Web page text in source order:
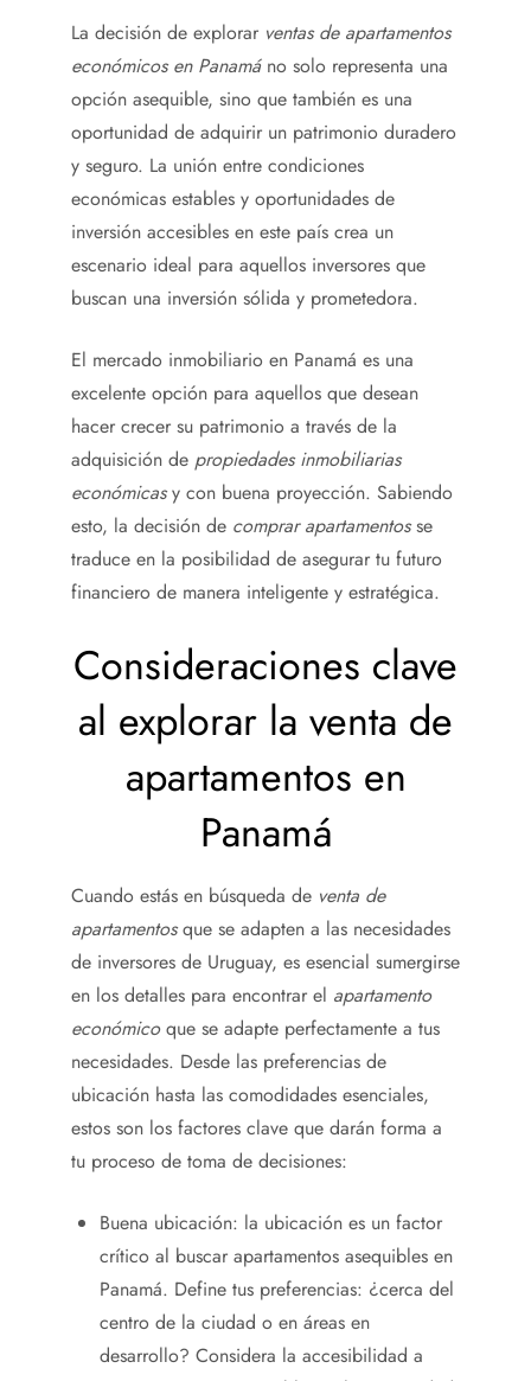
La decisión de explorar ventas de apartamentos
económicos en Panamáno solo representa una
opción asequible, sino que también es una
oportunidad de adquirir un patrimonio duradero
y seguro. La unión entre condiciones
económicas estables y oportunidades de
inversión accesibles en este país crea un
escenario ideal para aquellos inversores que
buscan una inversión sólida y prometedora.
El mercado inmobiliario en Panamá es una
excelente opción para aquellos que desean
hacer crecer su patrimonio a través de la
adquisición de propiedades inmobiliarias
económicasy con buena proyección. Sabiendo
esto, la decisión de comprar apartamentosse
traduce en la posibilidad de asegurar tu futuro
financiero de manera inteligente y estratégica.
Consideraciones clave
al explorar la venta de
apartamentos en
Panamá
Cuando estás en búsqueda de venta de
apartamentosque se adapten a las necesidades
de inversores de Uruguay, es esencial sumergirse
en los detalles para encontrar el apartamento
económicoque se adapte perfectamente a tus
necesidades. Desde las preferencias de
ubicación hasta las comodidades esenciales,
estos son los factores clave que darán forma a
tu proceso de toma de decisiones:
Buena ubicación: la ubicación es un factor
crítico al buscar apartamentos asequibles en
Panamá. Define tus preferencias: ¿cerca del
centro de la ciudad o en áreas en
desarrollo? Considera la accesibilidad a